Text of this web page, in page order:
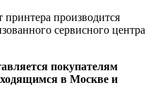
производится
сервисного центра
покупателям
в Москве и